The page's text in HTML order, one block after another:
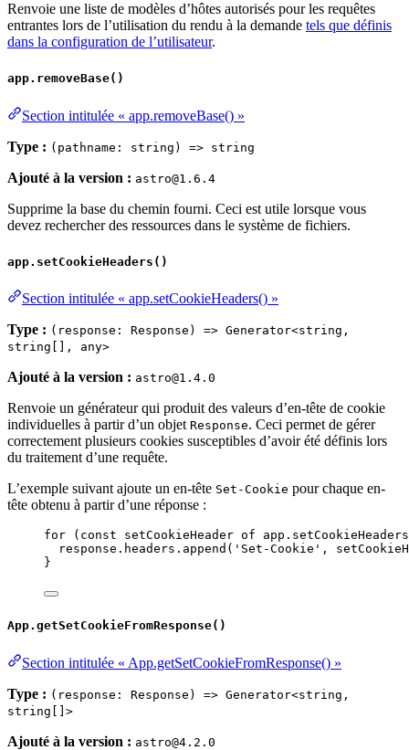
Renvoie une liste de modèles d’hôtes autorisés pour les requêtes
entrantes lors de l’utilisation du rendu à la demande tels que définis
dans la configuration de l’utilisateur.
app.removeBase()
Section intitulée « app.removeBase() »
Type : (pathname: string) => string
Ajouté à la version : astro@1.6.4
Supprime la base du chemin fourni. Ceci est utile lorsque vous
devez rechercher des ressources dans le système de fichiers.
app.setCookieHeaders()
Section intitulée « app.setCookieHeaders() »
Type : (response: Response) => Generator<string,
string[], any>
Ajouté à la version : astro@1.4.0
Renvoie un générateur qui produit des valeurs d’en-tête de cookie
individuelles à partir d’un objet Response. Ceci permet de gérer
correctement plusieurs cookies susceptibles d’avoir été définis lors
du traitement d’une requête.
L’exemple suivant ajoute un en-tête Set-Cookie pour chaque en-
tête obtenu à partir d’une réponse :
for ( const setCookieHeader of app . setCookieHeaders
response . headers . append ( ' Set-Cookie ' ,
}
App.getSetCookieFromResponse()
Section intitulée « App.getSetCookieFromResponse() »
Type : (response: Response) => Generator<string,
string[]>
Ajouté à la version : astro@4.2.0